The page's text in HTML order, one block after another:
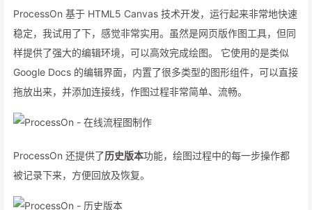
ProcessOn 基于 HTML5 Canvas 技术开发，运行起来非常地快速
稳定，我试用了下，感觉非常实用。虽然是网页版作图工具，但同
样提供了强大的编辑环境，可以高效完成绘图。 它使用的是类似
Google Docs 的编辑界面，内置了很多类型的图形组件，可以直接
拖放出来，并添加连接线，作图过程非常简单、流畅。
ProcessOn 还提供了历史版本功能，绘图过程中的每一步操作都
被记录下来，方便回放及恢复。